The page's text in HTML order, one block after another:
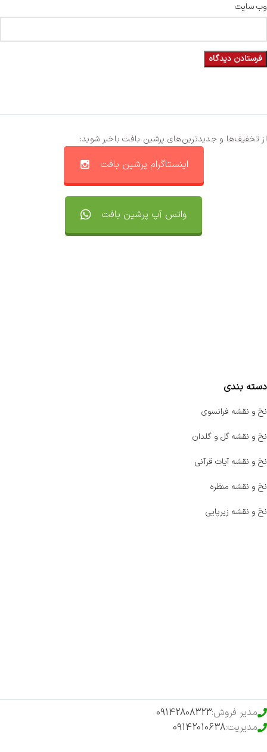
وب‌ سایت
از تخفیف‌ها و جدیدترین‌های پرشین بافت باخبر شوید:
اینستاگرام پرشین بافت
واتس آپ پرشین بافت
دسته بندی
نخ و نقشه فرانسوی
نخ و نقشه گل و گلدان
نخ و نقشه آیات قرآنی
نخ و نقشه منظره
نخ و نقشه زیرپایی
مدیر فروش:09142808323
مدیریت:09142010638